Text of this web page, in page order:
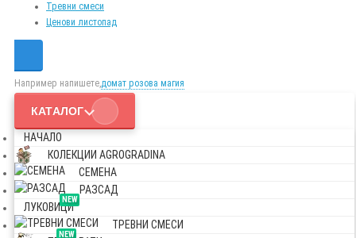
Тревни смеси
Ценови листопад
Например напишете,домат розова магия
КАТАЛОГ
НАЧАЛО
КОЛЕКЦИИ AGROGRADINA
СЕМЕНА
РАЗСАД
NEW
ЛУКОВИЦИ
ТРЕВНИ СМЕСИ
NEW